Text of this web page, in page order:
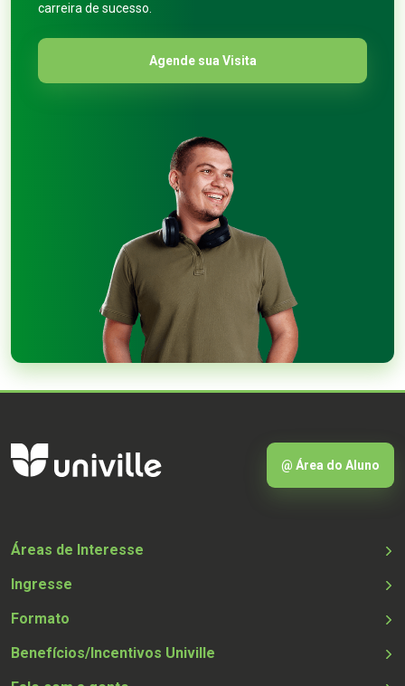
carreira de sucesso.
Agende sua Visita
@ Área do Aluno
Áreas de Interesse
Ingresse
Formato
Benefícios/Incentivos Univille